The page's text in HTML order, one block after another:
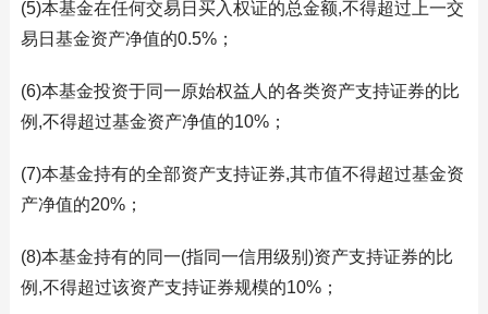
(5)本基金在任何交易日买入权证的总金额,不得超过上一交
易日基金资产净值的0.5%；
(6)本基金投资于同一原始权益人的各类资产支持证券的比
例,不得超过基金资产净值的10%；
(7)本基金持有的全部资产支持证券,其市值不得超过基金资
产净值的20%；
(8)本基金持有的同一(指同一信用级别)资产支持证券的比
例,不得超过该资产支持证券规模的10%；